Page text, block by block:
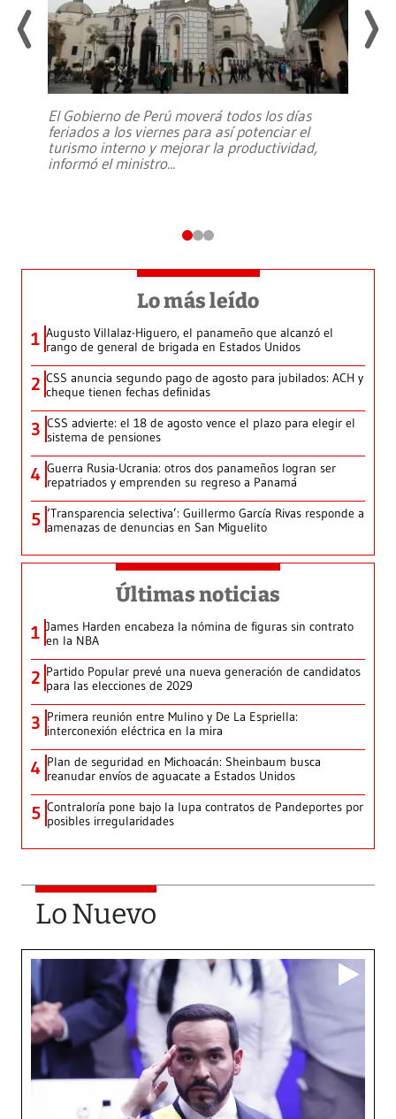
El Gobierno de Perú moverá todos los días
feriados a los viernes para así potenciar el
turismo interno y mejorar la productividad,
informó el ministro...
Lo más leído
1 Augusto Villalaz-Higuero, el panameño que alcanzó el
rango de general de brigada en Estados Unidos
2 CSS anuncia segundo pago de agosto para jubilados: ACH y
cheque tienen fechas definidas
3 CSS advierte: el 18 de agosto vence el plazo para elegir el
sistema de pensiones
4 Guerra Rusia-Ucrania: otros dos panameños logran ser
repatriados y emprenden su regreso a Panamá
5 ‘Transparencia selectiva’: Guillermo García Rivas responde a
amenazas de denuncias en San Miguelito
Últimas noticias
1 James Harden encabeza la nómina de figuras sin contrato
en la NBA
2 Partido Popular prevé una nueva generación de candidatos
para las elecciones de 2029
3 Primera reunión entre Mulino y De La Espriella:
interconexión eléctrica en la mira
4 Plan de seguridad en Michoacán: Sheinbaum busca
reanudar envíos de aguacate a Estados Unidos
5 Contraloría pone bajo la lupa contratos de Pandeportes por
posibles irregularidades
Lo Nuevo